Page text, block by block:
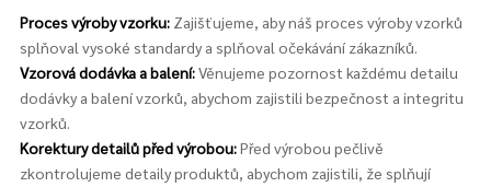
Proces výroby vzorku: Zajišťujeme, aby náš proces výroby vzorků
splňoval vysoké standardy a splňoval očekávání zákazníků.
Vzorová dodávka a balení:Věnujeme pozornost každému detailu
dodávky a balení vzorků, abychom zajistili bezpečnost a integritu
vzorků.
Korektury detailů před výrobou:Před výrobou pečlivě
zkontrolujeme detaily produktů, abychom zajistili, že splňují